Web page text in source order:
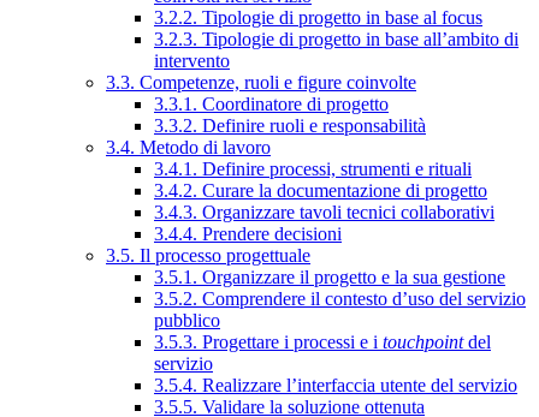
3.2.2. Tipologie di progetto in base al focus
3.2.3. Tipologie di progetto in base all’ambito di
intervento
3.3. Competenze, ruoli e figure coinvolte
3.3.1. Coordinatore di progetto
3.3.2. Definire ruoli e responsabilità
3.4. Metodo di lavoro
3.4.1. Definire processi, strumenti e rituali
3.4.2. Curare la documentazione di progetto
3.4.3. Organizzare tavoli tecnici collaborativi
3.4.4. Prendere decisioni
3.5. Il processo progettuale
3.5.1. Organizzare il progetto e la sua gestione
3.5.2. Comprendere il contesto d’uso del servizio
pubblico
3.5.3. Progettare i processi e i touchpointdel
servizio
3.5.4. Realizzare l’interfaccia utente del servizio
3.5.5. Validare la soluzione ottenuta